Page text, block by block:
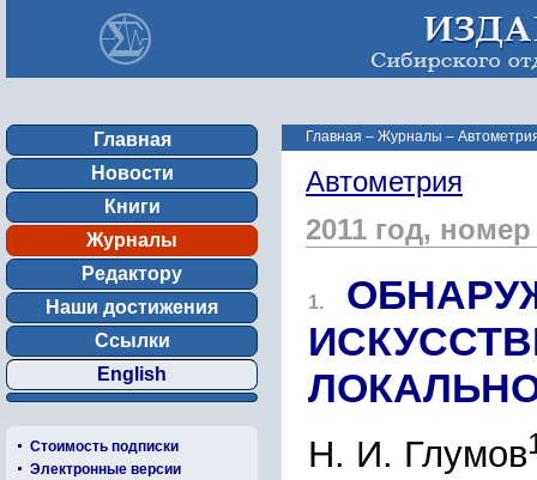
Главная
Новости
Книги
Журналы
Редактору
Наши достижения
Ссылки
English
Стоимость подписки
Электронные версии
Главная – Журналы –
Автометрия
2011 год, номер
1.
Н. И. Глумов